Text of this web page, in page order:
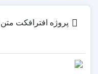
پروژه افترافکت متن Low Poly Text Letters
نمایشگر